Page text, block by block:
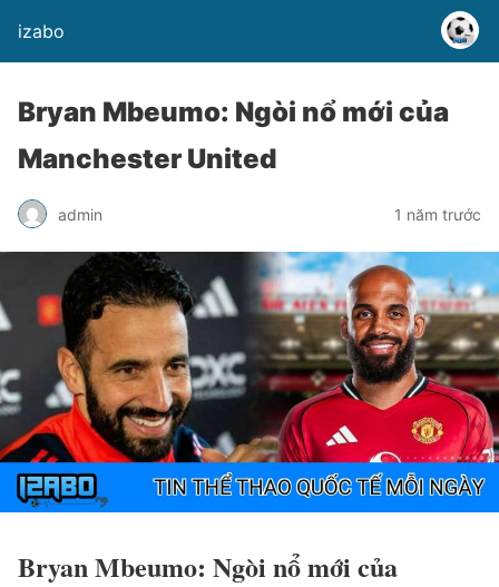
izabo
Bryan Mbeumo: Ngòi nổ mới của
Manchester United
admin 1 năm trước
Bryan Mbeumo: Ngòi nổ mới của